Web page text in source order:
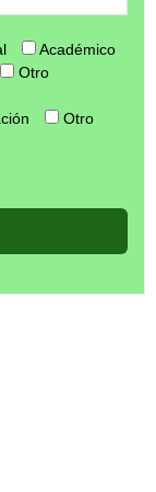
Académico
Otro
Otro